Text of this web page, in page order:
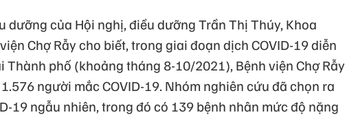
dưỡng của Hội nghị, điều dưỡng Trần Thị Thúy, Khoa
Chợ Rẫy cho biết, trong giai đoạn dịch COVID-19 diễn
Thành phố (khoảng tháng 8-10/2021), Bệnh viện Chợ Rẫy
người mắc COVID-19. Nhóm nghiên cứu đã chọn ra
19 ngẫu nhiên, trong đó có 139 bệnh nhân mức độ nặng